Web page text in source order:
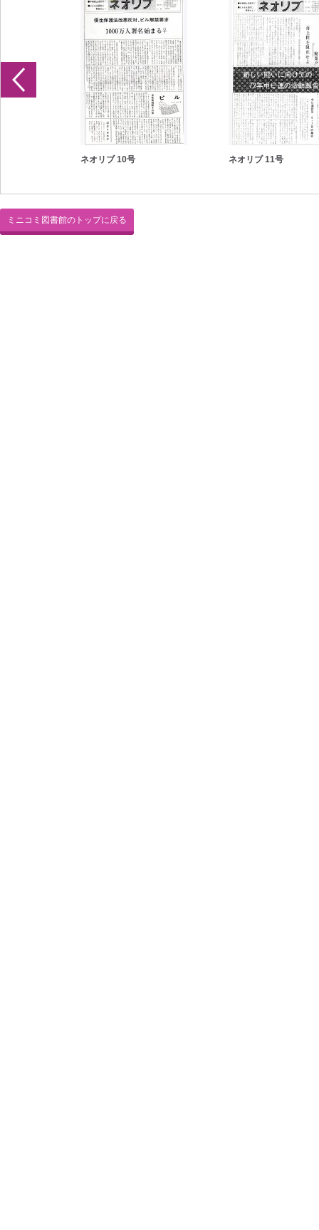
ネオリブ 10号 ネオリブ 11号
ミニコミ図書館のトップに戻る